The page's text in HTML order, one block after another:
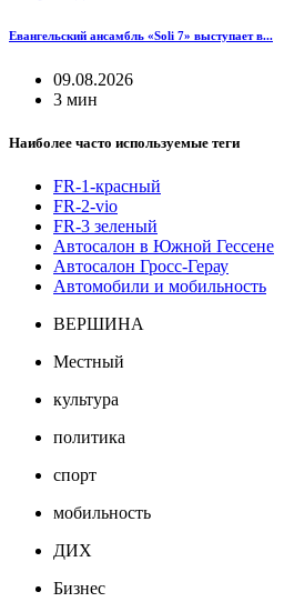
Евангельский ансамбль «Soli 7» выступает в...
09.08.2026
3 мин
Наиболее часто используемые теги
FR-1-красный
FR-2-vio
FR-3 зеленый
Автосалон в Южной Гессене
Автосалон Гросс-Герау
Автомобили и мобильность
ВЕРШИНА
Местный
культура
политика
спорт
мобильность
ДИХ
Бизнес